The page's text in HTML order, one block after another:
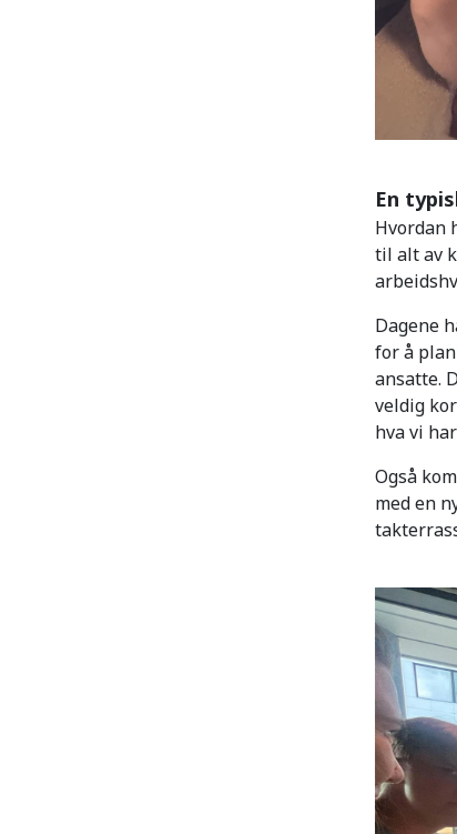
En
Hvordan
til alt av
Dagene
for å
ansatte.
veldig
hva vi
Også
med en